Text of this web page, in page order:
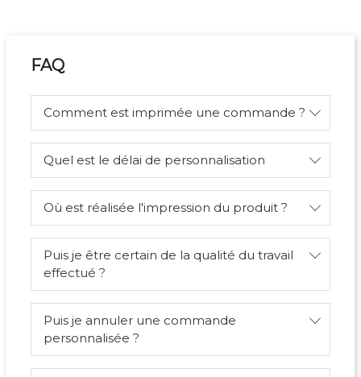
FAQ
Comment est imprimée une commande ?
Quel est le délai de personnalisation
Où est réalisée l'impression du produit ?
Puis je être certain de la qualité du travail
effectué ?
Puis je annuler une commande
personnalisée ?